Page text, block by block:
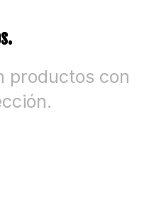
productos con